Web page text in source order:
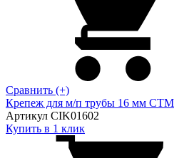
Сравнить (+)
Крепеж для м/п трубы 16 мм CTM
Артикул CIK01602
Купить в 1 клик